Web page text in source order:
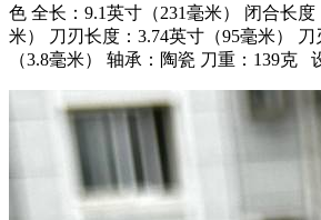
色 全长：9.1英寸（231毫米） 闭合长度
米） 刀刃长度：3.74英寸（95毫米）
（3.8毫米） 轴承：陶瓷 刀重：139克